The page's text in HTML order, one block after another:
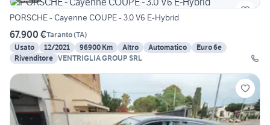
PORSCHE - Cayenne COUPE - 3.0 V6 E-Hybrid
67.900 €Taranto(TA)
Usato
12/2021 96900 Km Altro Automatico
Euro 6e
Rivenditore VENTRIGLIA GROUP SRL